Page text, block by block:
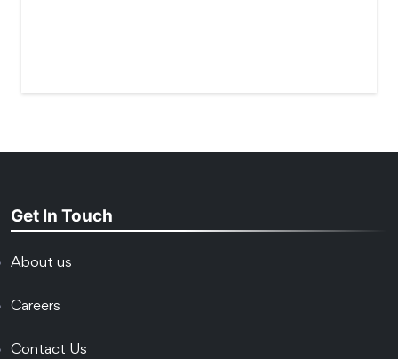
Get In Touch
About us
Careers
Contact Us